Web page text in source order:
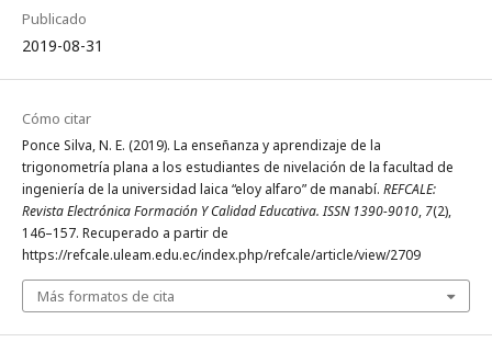
Publicado
2019-08-31
Cómo citar
Ponce Silva, N. E. (2019). La enseñanza y aprendizaje de la
trigonometría plana a los estudiantes de nivelación de la facultad de
ingeniería de la universidad laica “eloy alfaro” de manabí. REFCALE:
Revista Electrónica Formación Y Calidad Educativa. ISSN 1390-9010, 7(2),
146–157. Recuperado a partir de
https://refcale.uleam.edu.ec/index.php/refcale/article/view/2709
Más formatos de cita